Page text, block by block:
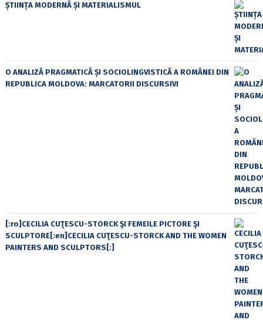
ȘTIINȚA MODERNĂ ȘI MATERIALISMUL
O ANALIZĂ PRAGMATICĂ ȘI SOCIOLINGVISTICĂ A ROMÂNEI DIN
REPUBLICA MOLDOVA: MARCATORII DISCURSIVI
[:ro]CECILIA CUŢESCU-STORCK ŞI FEMEILE PICTORE ŞI
SCULPTORE[:en]CECILIA CUŢESCU-STORCK AND THE WOMEN
PAINTERS AND SCULPTORS[:]